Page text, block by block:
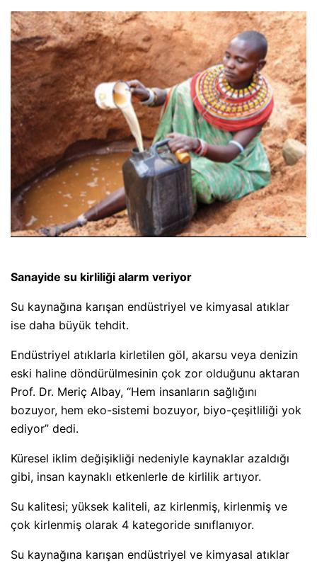
Sanayide su kirliliği alarm veriyor
Su kaynağına karışan endüstriyel ve kimyasal atıklar
ise daha büyük tehdit.
Endüstriyel atıklarla kirletilen göl, akarsu veya denizin
eski haline döndürülmesinin çok zor olduğunu aktaran
Prof. Dr. Meriç Albay, “Hem insanların sağlığını
bozuyor, hem eko-sistemi bozuyor, biyo-çeşitliliği yok
ediyor” dedi.
Küresel iklim değişikliği nedeniyle kaynaklar azaldığı
gibi, insan kaynaklı etkenlerle de kirlilik artıyor.
Su kalitesi; yüksek kaliteli, az kirlenmiş, kirlenmiş ve
çok kirlenmiş olarak 4 kategoride sınıflanıyor.
Su kaynağına karışan endüstriyel ve kimyasal atıklar